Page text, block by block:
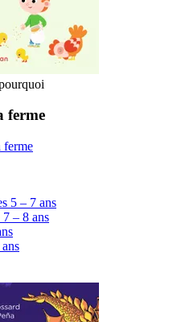
ferme
ferme
5 – 7 ans
7 – 8 ans